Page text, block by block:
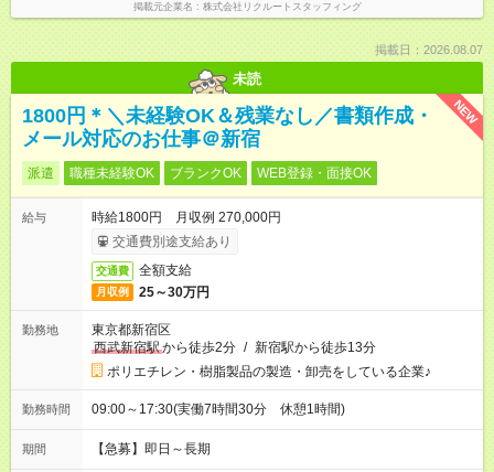
掲載元企業名 株式会社リクルートスタッフィング
掲載日：2026.08.07
未読
NEW
1800円＊＼未経験OK＆残業なし／書類作成・
メール対応のお仕事＠新宿
派遣 職種未経験OK ブランクOK WEB登録・面接OK
給与
時給1800円 月収例 270,000円
交通費別途支給あり
交通費 全額支給
月収例 25～30万円
勤務地
東京都新宿区
西武新宿駅から徒歩2分 / 新宿駅から徒歩13分
ポリエチレン・樹脂製品の製造・卸売をしている企業♪
勤務時間 09:00～17:30(実働7時間30分 休憩1時間)
期間 【急募】即日～長期